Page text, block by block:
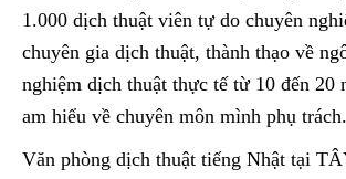
1.000 dịch thuật viên tự do chuyên
chuyên gia dịch thuật, thành thạo về
nghiệm dịch thuật thực tế từ 10 đến 20
am hiểu về chuyên môn mình phụ trách.
Văn phòng dịch thuật tiếng Nhật tại